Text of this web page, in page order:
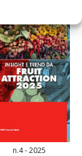
n.4 - 2025